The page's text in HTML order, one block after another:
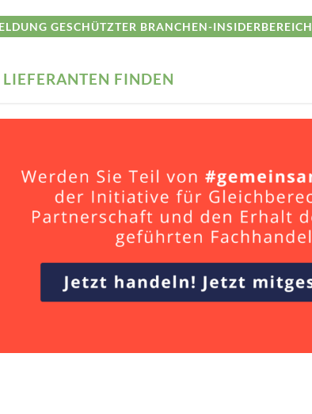
GESCHÜTZTER BRANCHEN-INSIDERBEREICH
FINDEN